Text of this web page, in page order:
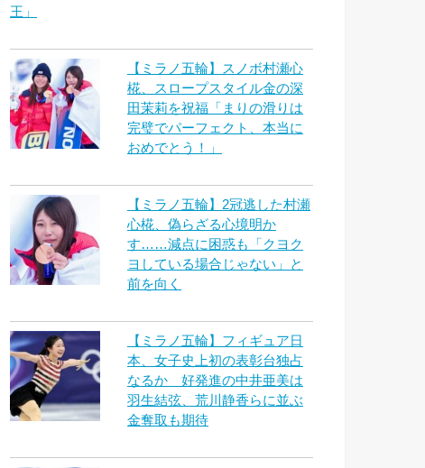
王」
【ミラノ五輪】スノボ村瀬心
椛、スロープスタイル金の深
田茉莉を祝福「まりの滑りは
完璧でパーフェクト、本当に
おめでとう！」
【ミラノ五輪】2冠逃した村瀬
心椛、偽らざる心境明か
す……減点に困惑も「クヨク
ヨしている場合じゃない」と
前を向く
【ミラノ五輪】フィギュア日
本、女子史上初の表彰台独占
なるか 好発進の中井亜美は
羽生結弦、荒川静香らに並ぶ
金奪取も期待